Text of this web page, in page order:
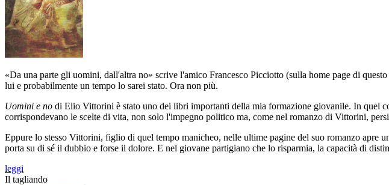
«Da una parte gli uomini, dall'altra no» scrive l'amico Francesco Picciotto (sulla home page di
lui e probabilmente un tempo lo sarei stato. Ora non più.
Uomini e no di Elio Vittorini è stato uno dei libri importanti della mia formazione giovanile. In quel
corrispondevano le scelte di vita, non solo l'impegno politico ma, come nel romanzo di Vittorini,
Eppure lo stesso Vittorini, figlio di quel tempo manicheo, nelle ultime pagine del suo romanzo apre
porta su di sé il dubbio e forse il dolore. E nel giovane partigiano che lo risparmia, la capacità di
leggi
Il tagliando